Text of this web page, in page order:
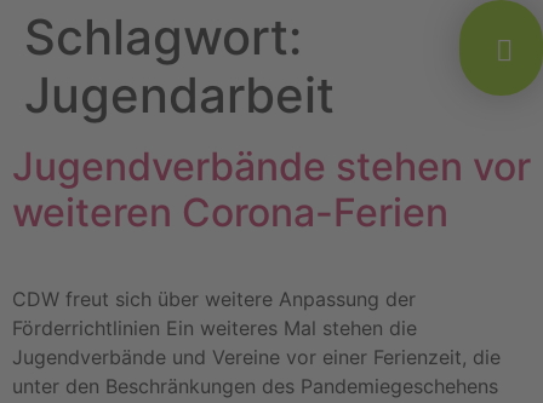
Schlagwort:
Jugendarbeit
Jugendverbände stehen vor
weiteren Corona-Ferien
CDW freut sich über weitere Anpassung der
Förderrichtlinien Ein weiteres Mal stehen die
Jugendverbände und Vereine vor einer Ferienzeit, die
unter den Beschränkungen des Pandemiegeschehens